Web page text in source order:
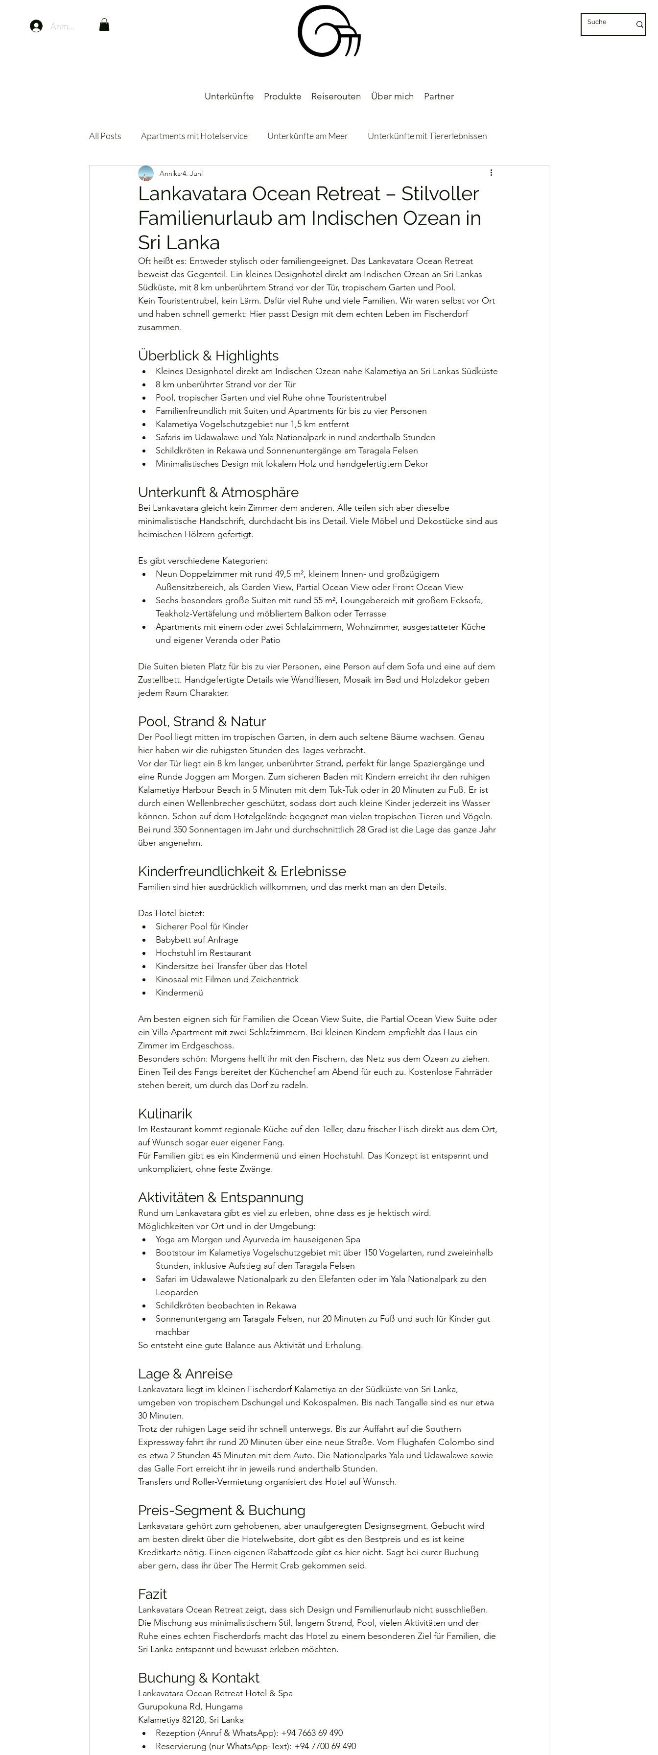
Anmelden
Unterkünfte Produkte Reiserouten Über mich Partner
All Posts Apartments mit Hotelservice Unterkünfte am Meer Unterkünfte mit Tiererlebnissen
Unterkünfte in den Bergen Thailand
Deutschland Kinderhotels Südafrika Marokko Unterkünfte mit Pool Glamping & Camping
Ski-Urlaub Reise Guide
Urlaub auf dem Bauernhof Frankreich Surf-Urlaub Griechenland Sri Lanka
Hundefreundlich
Lankavatara Ocean Retreat – Stilvoller
Familienurlaub am Indischen Ozean in
Sri Lanka
Annika 4. Juni
Oft heißt es: Entweder stylisch oder familiengeeignet. Das Lankavatara Ocean Retreat
beweist das Gegenteil. Ein kleines Designhotel direkt am Indischen Ozean an Sri Lankas
Südküste, mit 8 km unberührtem Strand vor der Tür, tropischem Garten und Pool.
Kein Touristentrubel, kein Lärm. Dafür viel Ruhe und viele Familien. Wir waren selbst vor Ort
und haben schnell gemerkt: Hier passt Design mit dem echten Leben im Fischerdorf
zusammen.
Überblick & Highlights
Kleines Designhotel direkt am Indischen Ozean nahe Kalametiya an Sri Lankas Südküste
8 km unberührter Strand vor der Tür
Pool, tropischer Garten und viel Ruhe ohne Touristentrubel
Familienfreundlich mit Suiten und Apartments für bis zu vier Personen
Kalametiya Vogelschutzgebiet nur 1,5 km entfernt
Safaris im Udawalawe und Yala Nationalpark in rund anderthalb Stunden
Schildkröten in Rekawa und Sonnenuntergänge am Taragala Felsen
Minimalistisches Design mit lokalem Holz und handgefertigtem Dekor
Unterkunft & Atmosphäre
Bei Lankavatara gleicht kein Zimmer dem anderen. Alle teilen sich aber dieselbe
minimalistische Handschrift, durchdacht bis ins Detail. Viele Möbel und Dekostücke sind aus
heimischen Hölzern gefertigt.
Es gibt verschiedene Kategorien:
Neun Doppelzimmer mit rund 49,5 m², kleinem Innen- und großzügigem
Außensitzbereich, als Garden View, Partial Ocean View oder Front Ocean View
Sechs besonders große Suiten mit rund 55 m², Loungebereich mit großem Ecksofa,
Teakholz-Vertäfelung und möbliertem Balkon oder Terrasse
Apartments mit einem oder zwei Schlafzimmern, Wohnzimmer, ausgestatteter Küche
und eigener Veranda oder Patio
Die Suiten bieten Platz für bis zu vier Personen, eine Person auf dem Sofa und eine auf dem
Zustellbett. Handgefertigte Details wie Wandfliesen, Mosaik im Bad und Holzdekor geben
jedem Raum Charakter.
Pool, Strand & Natur
Der Pool liegt mitten im tropischen Garten, in dem auch seltene Bäume wachsen. Genau
hier haben wir die ruhigsten Stunden des Tages verbracht.
Vor der Tür liegt ein 8 km langer, unberührter Strand, perfekt für lange Spaziergänge und
eine Runde Joggen am Morgen. Zum sicheren Baden mit Kindern erreicht ihr den ruhigen
Kalametiya Harbour Beach in 5 Minuten mit dem Tuk-Tuk oder in 20 Minuten zu Fuß. Er ist
durch einen Wellenbrecher geschützt, sodass dort auch kleine Kinder jederzeit ins Wasser
können. Schon auf dem Hotelgelände begegnet man vielen tropischen Tieren und Vögeln.
Bei rund 350 Sonnentagen im Jahr und durchschnittlich 28 Grad ist die Lage das ganze Jahr
über angenehm.
Kinderfreundlichkeit & Erlebnisse
Familien sind hier ausdrücklich willkommen, und das merkt man an den Details.
Das Hotel bietet:
Sicherer Pool für Kinder
Babybett auf Anfrage
Hochstuhl im Restaurant
Kindersitze bei Transfer über das Hotel
Kinosaal mit Filmen und Zeichentrick
Kindermenü
Am besten eignen sich für Familien die Ocean View Suite, die Partial Ocean View Suite oder
ein Villa-Apartment mit zwei Schlafzimmern. Bei kleinen Kindern empfiehlt das Haus ein
Zimmer im Erdgeschoss.
Besonders schön: Morgens helft ihr mit den Fischern, das Netz aus dem Ozean zu ziehen.
Einen Teil des Fangs bereitet der Küchenchef am Abend für euch zu. Kostenlose Fahrräder
stehen bereit, um durch das Dorf zu radeln.
Kulinarik
Im Restaurant kommt regionale Küche auf den Teller, dazu frischer Fisch direkt aus dem Ort,
auf Wunsch sogar euer eigener Fang.
Für Familien gibt es ein Kindermenü und einen Hochstuhl. Das Konzept ist entspannt und
unkompliziert, ohne feste Zwänge.
Aktivitäten & Entspannung
Rund um Lankavatara gibt es viel zu erleben, ohne dass es je hektisch wird.
Möglichkeiten vor Ort und in der Umgebung:
Yoga am Morgen und Ayurveda im hauseigenen Spa
Bootstour im Kalametiya Vogelschutzgebiet mit über 150 Vogelarten, rund zweieinhalb
Stunden, inklusive Aufstieg auf den Taragala Felsen
Safari im Udawalawe Nationalpark zu den Elefanten oder im Yala Nationalpark zu den
Leoparden
Schildkröten beobachten in Rekawa
Sonnenuntergang am Taragala Felsen, nur 20 Minuten zu Fuß und auch für Kinder gut
machbar
So entsteht eine gute Balance aus Aktivität und Erholung.
Lage & Anreise
Lankavatara liegt im kleinen Fischerdorf Kalametiya an der Südküste von Sri Lanka,
umgeben von tropischem Dschungel und Kokospalmen. Bis nach Tangalle sind es nur etwa
30 Minuten.
Trotz der ruhigen Lage seid ihr schnell unterwegs. Bis zur Auffahrt auf die Southern
Expressway fahrt ihr rund 20 Minuten über eine neue Straße. Vom Flughafen Colombo sind
es etwa 2 Stunden 45 Minuten mit dem Auto. Die Nationalparks Yala und Udawalawe sowie
das Galle Fort erreicht ihr in jeweils rund anderthalb Stunden.
Transfers und Roller-Vermietung organisiert das Hotel auf Wunsch.
Preis-Segment & Buchung
Lankavatara gehört zum gehobenen, aber unaufgeregten Designsegment. Gebucht wird
am besten direkt über die Hotelwebsite, dort gibt es den Bestpreis und es ist keine
Kreditkarte nötig. Einen eigenen Rabattcode gibt es hier nicht. Sagt bei eurer Buchung
aber gern, dass ihr über The Hermit Crab gekommen seid.
Fazit
Lankavatara Ocean Retreat zeigt, dass sich Design und Familienurlaub nicht ausschließen.
Die Mischung aus minimalistischem Stil, langem Strand, Pool, vielen Aktivitäten und der
Ruhe eines echten Fischerdorfs macht das Hotel zu einem besonderen Ziel für Familien, die
Sri Lanka entspannt und bewusst erleben möchten.
Buchung & Kontakt
Lankavatara Ocean Retreat Hotel & Spa
Gurupokuna Rd, Hungama
Kalametiya 82120, Sri Lanka
Rezeption (Anruf & WhatsApp): +94 7663 69 490
Reservierung (nur WhatsApp-Text): +94 7700 69 490